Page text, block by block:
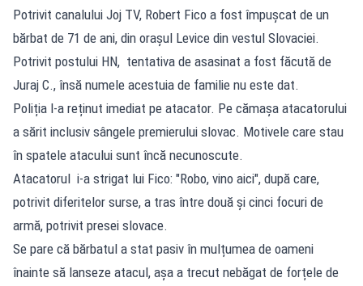
Potrivit canalului Joj TV, Robert Fico a fost împușcat de un
bărbat de 71 de ani, din orașul Levice din vestul Slovaciei.
Potrivit postului HN, tentativa de asasinat a fost făcută de
Juraj C., însă numele acestuia de familie nu este dat.
Poliția l-a reținut imediat pe atacator. Pe cămașa atacatorului
a sărit inclusiv sângele premierului slovac. Motivele care stau
în spatele atacului sunt încă necunoscute.
Atacatorul i-a strigat lui Fico: "Robo, vino aici", după care,
potrivit diferitelor surse, a tras între două și cinci focuri de
armă, potrivit presei slovace.
Se pare că bărbatul a stat pasiv în mulțumea de oameni
înainte să lanseze atacul, așa a trecut nebăgat de forțele de